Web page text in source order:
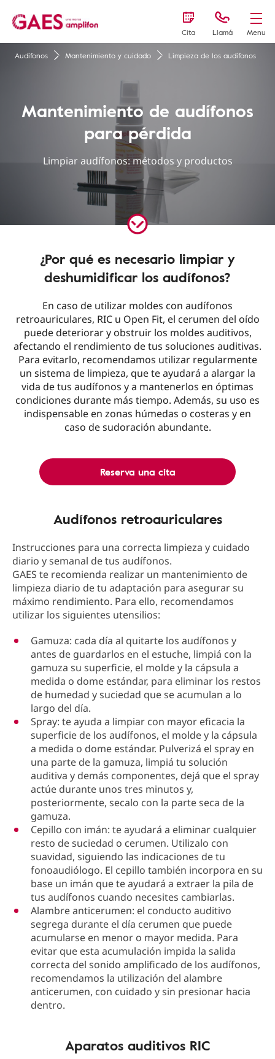
Cita Llamá Menu
Audífonos Mantenimiento y cuidado Limpieza de los audífonos
Mantenimiento de audífonos
para pérdida
Limpiar audífonos: métodos y productos
¿Por qué es necesario limpiar y
deshumidificar los audífonos?
En caso de utilizar moldes con audífonos
retroauriculares, RIC u Open Fit, el cerumen del oído
puede deteriorar y obstruir los moldes auditivos,
afectando el rendimiento de tus soluciones auditivas.
Para evitarlo, recomendamos utilizar regularmente
un sistema de limpieza, que te ayudará a alargar la
vida de tus audífonos y a mantenerlos en óptimas
condiciones durante más tiempo. Además, su uso es
indispensable en zonas húmedas o costeras y en
caso de sudoración abundante.
Reserva una cita
Audífonos retroauriculares
Instrucciones para una correcta limpieza y cuidado
diario y semanal de tus audífonos.
GAES te recomienda realizar un mantenimiento de
limpieza diario de tu adaptación para asegurar su
máximo rendimiento. Para ello, recomendamos
utilizar los siguientes utensilios:
Gamuza: cada día al quitarte los audífonos y
antes de guardarlos en el estuche, limpiá con la
gamuza su superficie, el molde y la cápsula a
medida o dome estándar, para eliminar los restos
de humedad y suciedad que se acumulan a lo
largo del día.
Spray: te ayuda a limpiar con mayor eficacia la
superficie de los audífonos, el molde y la cápsula
a medida o dome estándar. Pulverizá el spray en
una parte de la gamuza, limpiá tu solución
auditiva y demás componentes, dejá que el spray
actúe durante unos tres minutos y,
posteriormente, secalo con la parte seca de la
gamuza.
Cepillo con imán: te ayudará a eliminar cualquier
resto de suciedad o cerumen. Utilizalo con
suavidad, siguiendo las indicaciones de tu
fonoaudiólogo. El cepillo también incorpora en su
base un imán que te ayudará a extraer la pila de
tus audífonos cuando necesites cambiarlas.
Alambre anticerumen: el conducto auditivo
segrega durante el día cerumen que puede
acumularse en menor o mayor medida. Para
evitar que esta acumulación impida la salida
correcta del sonido amplificado de los audífonos,
recomendamos la utilización del alambre
anticerumen, con cuidado y sin presionar hacia
dentro.
Aparatos auditivos RIC